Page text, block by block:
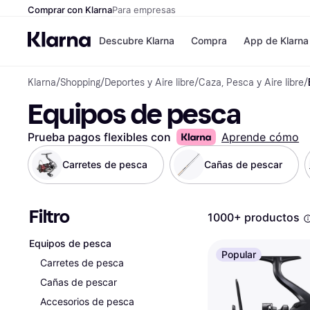
Comprar con KlarnaPara empresas
Descubre Klarna
Formas de
Paga ahora
Paga en 3 plazos
Paga en 30 días
Financiación
Klarna en Apple
Compra
Tiendas
Zalando Prive
Zara
JD Sports
Directorio de
App de Klarna
Klarna/Shopping/Deportes y Aire libre/Caza, Pesca y Aire libre/
Equipos de pesca
Prueba pagos flexibles con Aprende cómo
Carretes de pesca Cañas de pescar
Filtro
Equipos de pesca
Carretes de pesca
Cañas de pescar
Accesorios de pesca
1000+ productos
Popular